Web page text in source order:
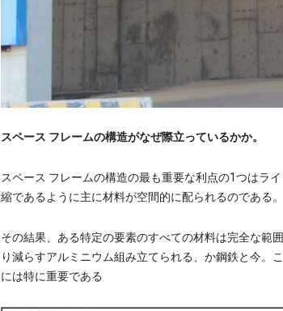
スペース フレームの構造がなぜ際立っているかか。
スペース フレームの構造の最も重要な利点の1つはラ
縮であるように主に材料が空間的に配られるのである。
その結果、ある特定の要素のすべての材料は完全な範
り減らすアルミニウム組み立てられる、か鋼鉄と今。
には特に重要である